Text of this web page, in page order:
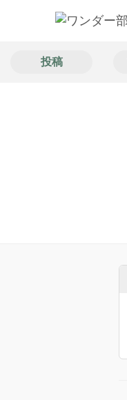
投稿